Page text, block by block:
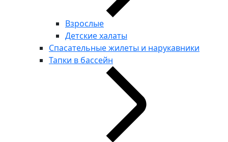
Взрослые
Детские халаты
Спасательные жилеты и нарукавники
Тапки в бассейн